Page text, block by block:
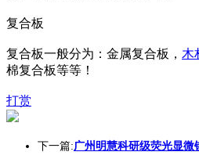
复合板
复合板一般分为：金属复合板， 木
棉复合板等等！
打赏
下一篇:广州明慧科研级荧光显微